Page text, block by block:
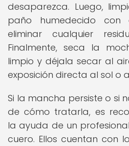
desaparezca. Luego,
paño humedecido
eliminar cualquier
Finalmente, seca la
limpio y déjala secar al
exposición directa al sol o
Si la mancha persiste o si
de cómo tratarla, es
la ayuda de un
cuero. Ellos cuentan con